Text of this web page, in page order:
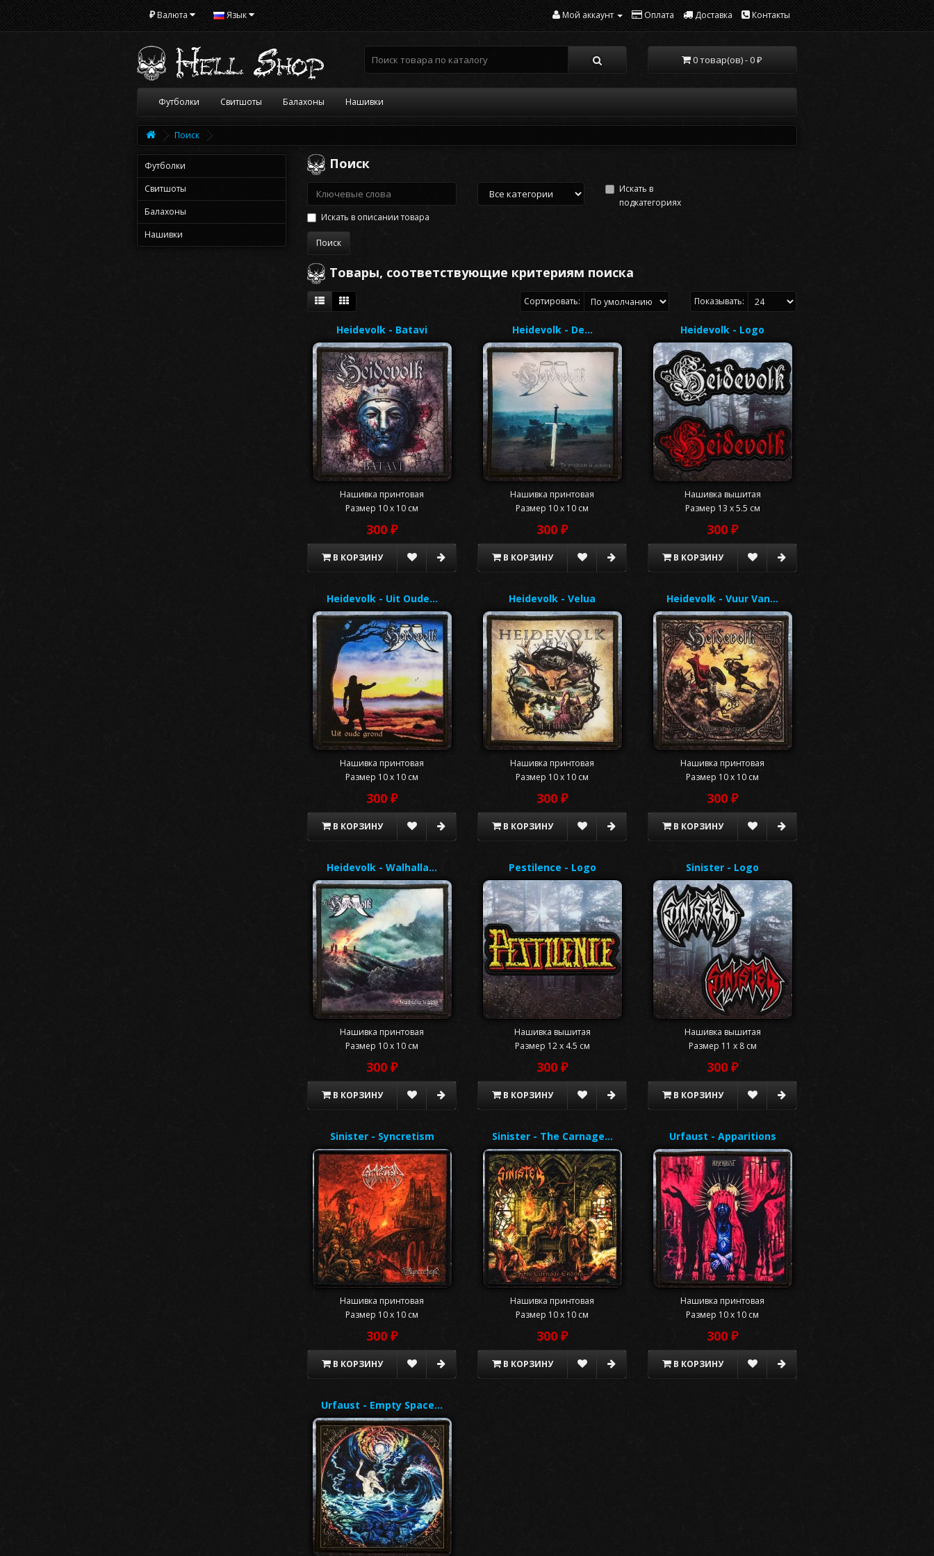
₽Валюта Язык Мой аккаунт Оплата Доставка Контакты
0 товар(ов) - 0 ₽
Футболки Свитшоты Балахоны Нашивки
Поиск
Футболки
Свитшоты
Балахоны
Нашивки
Поиск
Искать в
подкатегориях
Искать в описании товара
Товары, соответствующие критериям поиска
Сортировать: Показывать:
Heidevolk - Batavi
Нашивка принтовая
Размер 10 x 10 см
300 ₽
В КОРЗИНУ
Heidevolk - De…
Нашивка принтовая
Размер 10 x 10 см
300 ₽
В КОРЗИНУ
Heidevolk - Logo
Нашивка вышитая
Размер 13 x 5.5 см
300 ₽
В КОРЗИНУ
Heidevolk - Uit Oude…
Нашивка принтовая
Размер 10 x 10 см
300 ₽
В КОРЗИНУ
Heidevolk - Velua
Нашивка принтовая
Размер 10 x 10 см
300 ₽
В КОРЗИНУ
Heidevolk - Vuur Van…
Нашивка принтовая
Размер 10 x 10 см
300 ₽
В КОРЗИНУ
Heidevolk - Walhalla…
Нашивка принтовая
Размер 10 x 10 см
300 ₽
В КОРЗИНУ
Pestilence - Logo
Нашивка вышитая
Размер 12 x 4.5 см
300 ₽
В КОРЗИНУ
Sinister - Logo
Нашивка вышитая
Размер 11 x 8 см
300 ₽
В КОРЗИНУ
Sinister - Syncretism
Нашивка принтовая
Размер 10 x 10 см
300 ₽
В КОРЗИНУ
Sinister - The Carnage…
Нашивка принтовая
Размер 10 x 10 см
300 ₽
В КОРЗИНУ
Urfaust - Apparitions
Нашивка принтовая
Размер 10 x 10 см
300 ₽
В КОРЗИНУ
Urfaust - Empty Space…